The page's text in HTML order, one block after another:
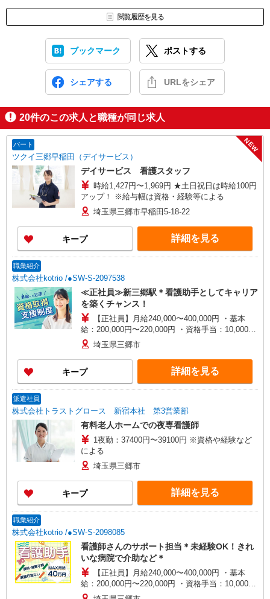
閲覧履歴を見る
ブックマーク ポストする
シェアする URLをシェア
20件のこの求人と職種が同じ求人
パート
ツクイ三郷早稲田（デイサービス）
NEW
デイサービス 看護スタッフ
時給1,427円〜1,969円 ★土日祝日は時給100円
アップ！ ※給与幅は資格・経験等による
埼玉県三郷市早稲田5-18-22
キープ 詳細を見る
職業紹介
株式会社kotrio /●SW-S-2097538
≪正社員≫新三郷駅＊看護助手としてキャリア
を築くチャンス！
【正社員】月給240,000〜400,000円 ・基本
給：200,000円〜220,000円 ・資格手当：10,000〜
30,000円 ・役職手当：10,000〜70,000円 ・処遇改
善手当：20,000〜60,000円（勤続年数、保有資格
により変動） ・固定残業手当：20,000円（10時
間） ※固定残業時間を超過する場合には超過勤務
手当として別途支給 ・夜勤手当：10,000円/1回
歓迎 ・認知症介護基礎研修 ・初任者研修 ・実務
者研修 ・介護福祉士 など
埼玉県三郷市
キープ 詳細を見る
派遣社員
株式会社トラストグロース 新宿本社 第3営業部
有料老人ホームでの夜専看護師
1夜勤：37400円〜39100円 ※資格や経験など
による
埼玉県三郷市
キープ 詳細を見る
職業紹介
株式会社kotrio /●SW-S-2098085
看護師さんのサポート担当＊未経験OK！きれ
いな病院で介助など＊
【正社員】月給240,000〜400,000円 ・基本
給：200,000円〜220,000円 ・資格手当：10,000〜
30,000円 ・役職手当：10,000〜70,000円 ・処遇改